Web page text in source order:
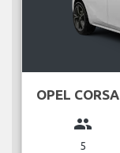
OPEL CORSA
group
5